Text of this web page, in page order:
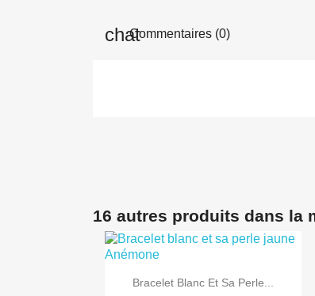
Commentaires (0)
16 autres produits dans la
 Aperçu rapide
Bracelet Blanc Et Sa Perle...